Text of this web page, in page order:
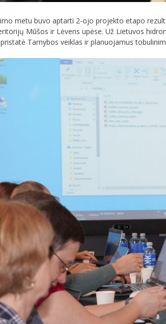
metu buvo aptarti 2-ojo projekto etapo
Mūšos ir Lėvens upėse. Už Lietuvos
Tarnybos veiklas ir planuojamus